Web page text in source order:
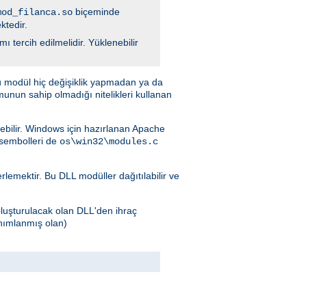
biçeminde
tercih edilmelidir. Yüklenebilir
hiç değişiklik yapmadan ya da
sahip olmadığı nitelikleri kullanan
Windows için hazırlanan Apache
de os\win32\modules.c
Bu DLL modüller dağıtılabilir ve
olan DLL'den ihraç
olan)